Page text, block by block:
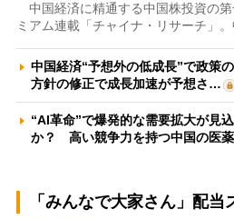
中国経済に精通する中国株投資の
ミアム連載「チャイナ・リサーチ」
中国経済“予想外の低成長”で政策
方針の修正で成長加速が予想さ…
“AI革命”で爆発的な需要拡大が見
か？ 高い競争力を持つ中国の医
「みんなで大家さん」配